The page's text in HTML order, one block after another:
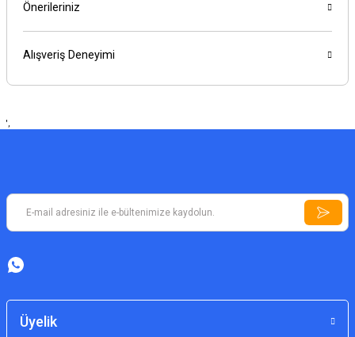
Önerileriniz
Alışveriş Deneyimi
',
Üyelik